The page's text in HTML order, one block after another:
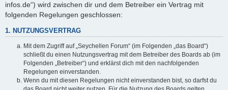
infos.de“) wird zwischen dir und dem Betreiber ein Vertrag mit
folgenden Regelungen geschlossen:
1. NUTZUNGSVERTRAG
Mit dem Zugriff auf „Seychellen Forum“ (im Folgenden „das Board“)
schließt du einen Nutzungsvertrag mit dem Betreiber des Boards ab (im
Folgenden „Betreiber“) und erklärst dich mit den nachfolgenden
Regelungen einverstanden.
Wenn du mit diesen Regelungen nicht einverstanden bist, so darfst du